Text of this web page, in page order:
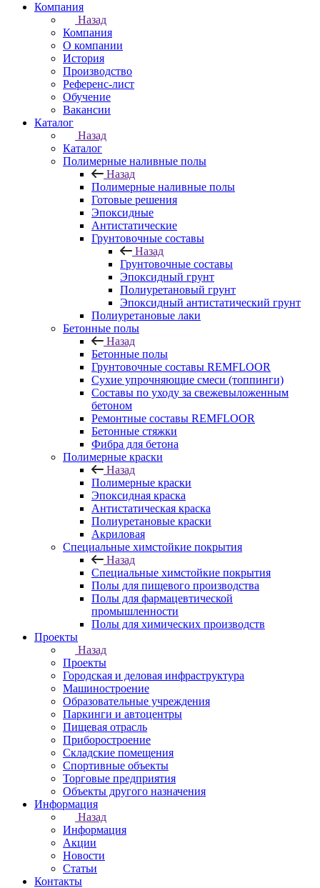
Компания
Назад
Компания
О компании
История
Производство
Референс-лист
Обучение
Вакансии
Каталог
Назад
Каталог
Полимерные наливные полы
Назад
Полимерные наливные полы
Готовые решения
Эпоксидные
Антистатические
Грунтовочные составы
Назад
Грунтовочные составы
Эпоксидный грунт
Полиуретановый грунт
Эпоксидный антистатический грунт
Полиуретановые лаки
Бетонные полы
Назад
Бетонные полы
Грунтовочные составы REMFLOOR
Сухие упрочняющие смеси (топпинги)
Составы по уходу за свежевыложенным
бетоном
Ремонтные составы REMFLOOR
Бетонные стяжки
Фибра для бетона
Полимерные краски
Назад
Полимерные краски
Эпоксидная краска
Антистатическая краска
Полиуретановые краски
Акриловая
Специальные химстойкие покрытия
Назад
Специальные химстойкие покрытия
Полы для пищевого производства
Полы для фармацевтической
промышленности
Полы для химических производств
Проекты
Назад
Проекты
Городская и деловая инфраструктура
Машиностроение
Образовательные учреждения
Паркинги и автоцентры
Пищевая отрасль
Приборостроение
Складские помещения
Спортивные объекты
Торговые предприятия
Объекты другого назначения
Информация
Назад
Информация
Акции
Новости
Статьи
Контакты